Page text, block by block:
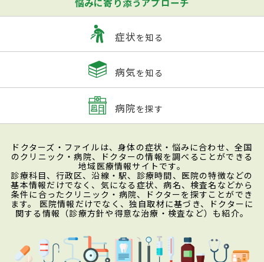
悩みに寄り添うアプローチ
症状を知る
病気を知る
病院を探す
ドクターズ・ファイルは、身体の症状・悩みに合わせ、全国
のクリニック・病院、ドクターの情報を調べることができる
地域医療情報サイトです。
診療科目、行政区、沿線・駅、診療時間、医院の特徴などの
基本情報だけでなく、気になる症状、病名、検査名などから
条件に合ったクリニック・病院、ドクターを探すことができ
ます。 医院情報だけでなく、独自取材に基づき、ドクターに
関する情報（診療方針や得意な治療・検査など）も紹介。